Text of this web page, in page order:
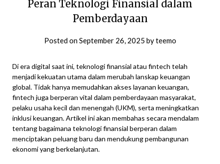
Peran Teknologi Finansial dalam
Pemberdayaan
Posted onSeptember 26, 2025 byteemo
Di era digital saat ini, teknologi finansial atau fintech telah
menjadi kekuatan utama dalam merubah lanskap keuangan
global. Tidak hanya memudahkan akses layanan keuangan,
fintech juga berperan vital dalam pemberdayaan masyarakat,
pelaku usaha kecil dan menengah (UKM), serta meningkatkan
inklusi keuangan. Artikel ini akan membahas secara mendalam
tentang bagaimana teknologi finansial berperan dalam
menciptakan peluang baru dan mendukung pembangunan
ekonomi yang berkelanjutan.